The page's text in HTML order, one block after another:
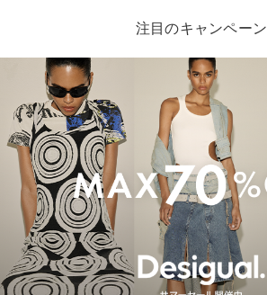
注目のキャンペーン